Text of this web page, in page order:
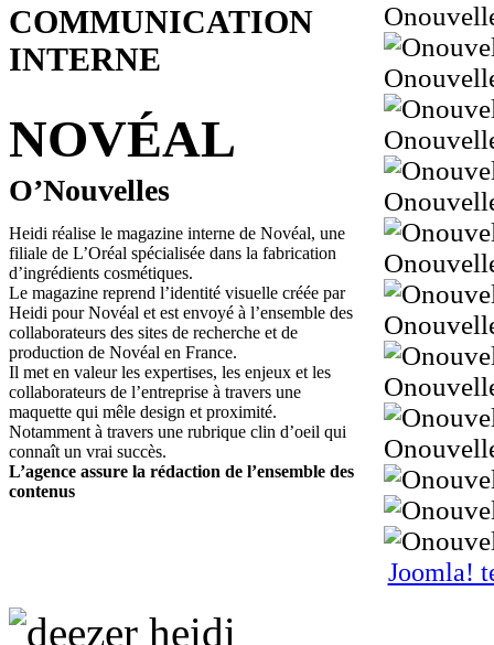
COMMUNICATION
INTERNE
NOVÉAL
O’Nouvelles
Heidi réalise le magazine interne de Novéal, une
filiale de L’Oréal spécialisée dans la fabrication
d’ingrédients cosmétiques.
Le magazine reprend l’identité visuelle créée par
Heidi pour Novéal et est envoyé à l’ensemble des
collaborateurs des sites de recherche et de
production de Novéal en France.
Il met en valeur les expertises, les enjeux et les
collaborateurs de l’entreprise à travers une
maquette qui mêle design et proximité.
Notamment à travers une rubrique clin d’oeil qui
connaît un vrai succès.
L’agence assure la rédaction de l’ensemble des
contenus
Joomla!